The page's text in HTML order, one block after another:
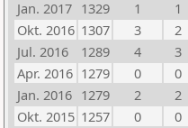
Jan. 2017 1329 1
1
Okt. 2016 1307 3
2
Jul. 2016
1289 4
3
Apr. 2016 1279 0
0
Jan. 2016 1279 2
2
Okt. 2015 1257 0
0